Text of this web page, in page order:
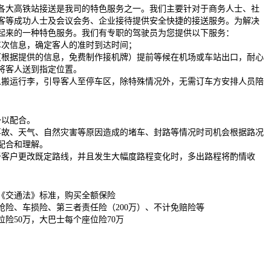
大高铁站接送是我司的特色服务之一。我们主要针对于商务人士、社
等成功人士及会议会务、企业接待提供安全快捷的接送服务。为解决
来的一种特色服务。我们有专职的驾驶员为您提供以下服务：
信息，确定客人的准时到达时间；
据提供的信息，免费制作接机牌）提前等候在机场或车站出口，耐心
人送到指定位置。
运行李，引导客人至停车区，除特殊情况外，无需订车方安排人员陪
配合。
、天气、自然灾害等原因造成的堵车、封路等情况时司机会根据路况
和理解。
户更改既定路线，并且发生大幅度路程变化时，多出路程将酌情收
交通法》标准，购买全额保险
险、车损险、第三者责任险（200万）、不计免赔险等
险50万，大巴士每个座位险70万